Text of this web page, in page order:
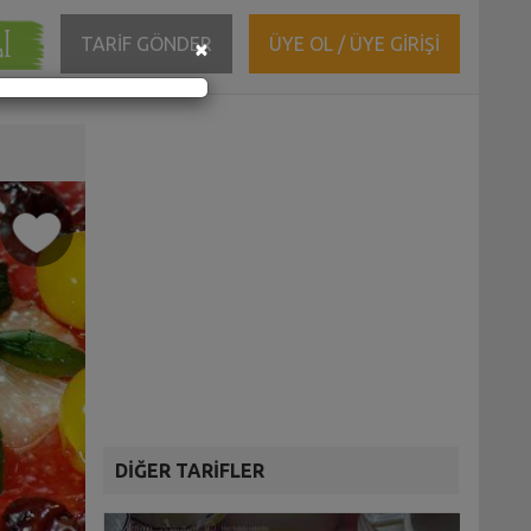
TARİF GÖNDER ÜYE OL / ÜYE GİRİŞİ
DİĞER TARİFLER
×Close